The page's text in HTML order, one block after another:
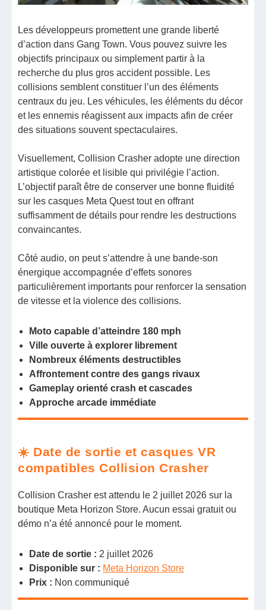
Les développeurs promettent une grande liberté
d’action dans Gang Town. Vous pouvez suivre les
objectifs principaux ou simplement partir à la
recherche du plus gros accident possible. Les
collisions semblent constituer l’un des éléments
centraux du jeu. Les véhicules, les éléments du décor
et les ennemis réagissent aux impacts afin de créer
des situations souvent spectaculaires.
Visuellement, Collision Crasher adopte une direction
artistique colorée et lisible qui privilégie l’action.
L’objectif paraît être de conserver une bonne fluidité
sur les casques Meta Quest tout en offrant
suffisamment de détails pour rendre les destructions
convaincantes.
Côté audio, on peut s’attendre à une bande-son
énergique accompagnée d’effets sonores
particulièrement importants pour renforcer la sensation
de vitesse et la violence des collisions.
Moto capable d’atteindre 180 mph
Ville ouverte à explorer librement
Nombreux éléments destructibles
Affrontement contre des gangs rivaux
Gameplay orienté crash et cascades
Approche arcade immédiate
☀️ Date de sortie et casques VR
compatibles Collision Crasher
Collision Crasher est attendu le 2 juillet 2026 sur la
boutique Meta Horizon Store. Aucun essai gratuit ou
démo n’a été annoncé pour le moment.
Date de sortie : 2 juillet 2026
Disponible sur : Meta Horizon Store
Prix : Non communiqué